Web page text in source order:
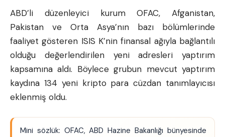
ABD’li düzenleyici kurum OFAC, Afganistan,
Pakistan ve Orta Asya’nın bazı bölümlerinde
faaliyet gösteren ISIS K’nin finansal ağıyla bağlantılı
olduğu değerlendirilen yeni adresleri yaptırım
kapsamına aldı. Böylece grubun mevcut yaptırım
kaydına 134 yeni kripto para cüzdan tanımlayıcısı
eklenmiş oldu.
Mini sözlük: OFAC, ABD Hazine Bakanlığı bünyesinde